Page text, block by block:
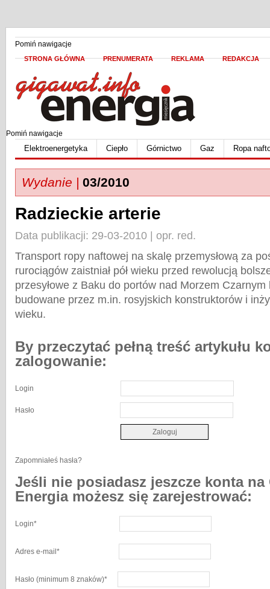
Pomiń nawigacje
STRONA GŁÓWNA PRENUMERATA REKLAMA REDAKCJA
Pomiń nawigacje
Elektroenergetyka Ciepło Górnictwo Gaz Ropa
Wydanie | 03/2010
Radzieckie arterie
Data publikacji: 29-03-2010 | opr. red.
Transport ropy naftowej na skalę przemysłową za
rurociągów zaistniał pół wieku przed rewolucją
przesyłowe z Baku do portów nad Morzem Czarnym
budowane przez m.in. rosyjskich konstruktorów i
wieku.
By przeczytać pełną treść artykułu
zalogowanie:
Login
Hasło
Zapomniałeś hasła?
Jeśli nie posiadasz jeszcze konta na
Energia możesz się zarejestrować:
Login*
Adres e-mail *
Hasło (minimum 8 znaków)*